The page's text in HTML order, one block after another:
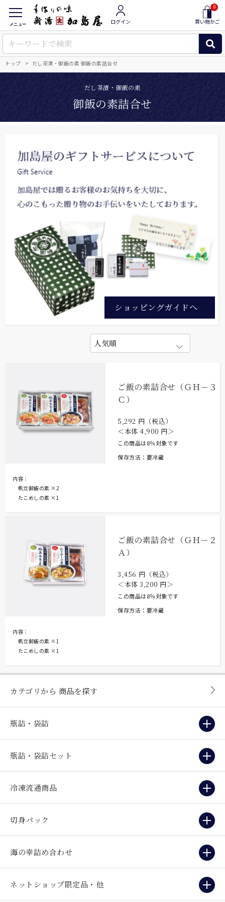
メニュー ログイン
0
買い物かご
トップ だし茶漬・御飯の素 御飯の素詰合せ
だし茶漬・御飯の素
御飯の素詰合せ
ショッピングガイドへ
ご飯の素詰合せ（ＧＨ－３
Ｃ）
5,292 円（税込）
＜本体 4,900 円＞
この商品は8％対象です
保存方法：要冷蔵
内容：
帆立御飯の素 ×2
たこめしの素 ×1
ご飯の素詰合せ（ＧＨ－２
Ａ）
3,456 円（税込）
＜本体 3,200 円＞
この商品は8％対象です
保存方法：要冷蔵
内容：
帆立御飯の素 ×1
たこめしの素 ×1
カテゴリから 商品を探す
瓶詰・袋詰
瓶詰・袋詰セット
冷凍流通商品
切身パック
海の幸詰め合わせ
ネットショップ限定品・他